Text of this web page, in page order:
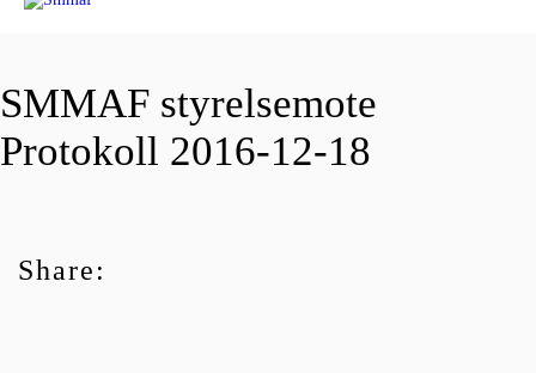
SMMAF styrelsemote
Protokoll 2016-12-18
Share: